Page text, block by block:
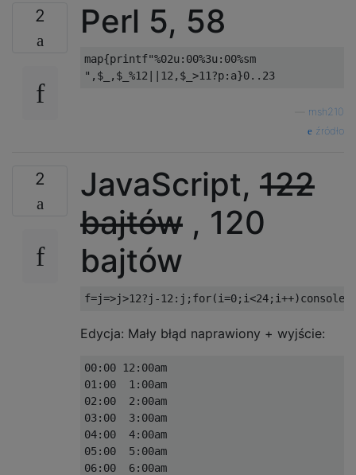
2 Perl 5, 58
map{printf"%02u:00%3u:00%sm
msh210
źródło
2 JavaScript, 122
bajtów , 120
bajtów
Edycja: Mały błąd naprawiony + wyjście:
00:00 12:00am
01:00  1:00am
02:00  2:00am
03:00  3:00am
04:00  4:00am
05:00  5:00am
06:00  6:00am